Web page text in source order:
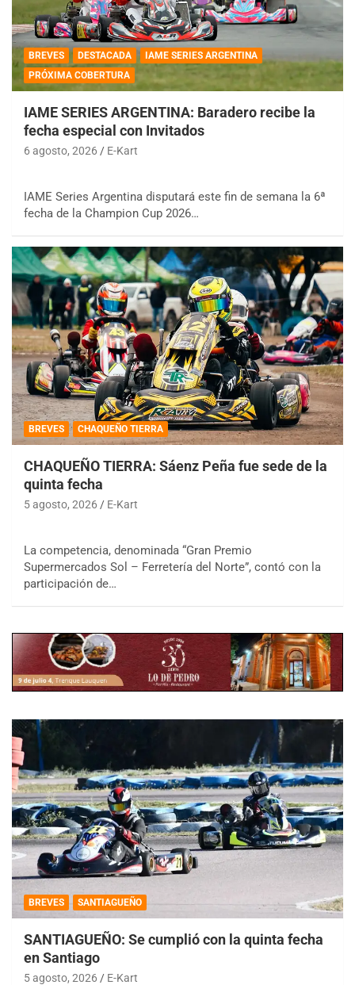
BREVES DESTACADA
IAME SERIES ARGENTINA
PRÓXIMA COBERTURA
IAME SERIES ARGENTINA: Baradero recibe la
fecha especial con Invitados
6 agosto, 2026 E-Kart
IAME Series Argentina disputará este fin de semana la 6ª
fecha de la Champion Cup 2026…
BREVES CHAQUEÑO TIERRA
CHAQUEÑO TIERRA: Sáenz Peña fue sede de la
quinta fecha
5 agosto, 2026 E-Kart
La competencia, denominada “Gran Premio
Supermercados Sol – Ferretería del Norte”, contó con la
participación de…
BREVES SANTIAGUEÑO
SANTIAGUEÑO: Se cumplió con la quinta fecha
en Santiago
5 agosto, 2026 E-Kart